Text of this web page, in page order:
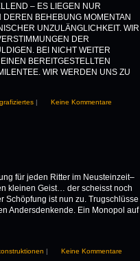
– ES LIEGEN NUR
BEHEBUNG MOMENTAN
UNZULÄNGLICHKEIT. WIR
DER
BEI NICHT WEITER
BEREITGESTELLTEN
WIR WERDEN UNS ZU
| Keine Kommentare
für jeden Ritter im Neusteinzeit–
kleinen Geist… der scheisst noch
Schöpfung ist nun zu. Trugschlüsse
Andersdenkende. Ein Monopol auf
| Keine Kommentare